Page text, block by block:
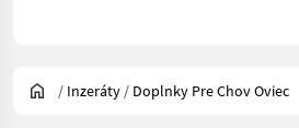
/ Inzeráty / Doplnky Pre Chov Oviec